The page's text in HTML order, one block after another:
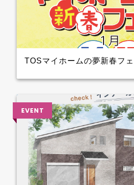
TOSマイホームの夢新春フ
ホーム も参加しますよ 3階大ホ
レゼントを準備して待ってます～
い♪♪